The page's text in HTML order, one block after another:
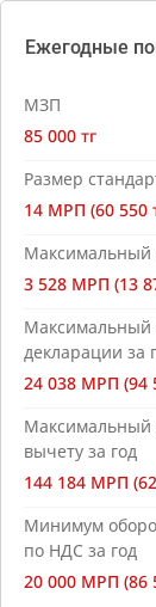
Ежегодные
МЗП
85 000 тг
Размер
14 МРП (60 550
Максимальный
3 528 МРП (13
Максимальный
декларации за
24 038 МРП (94
Максимальный
вычету за год
144 184 МРП
Минимум
по НДС за год
20 000 МРП (86